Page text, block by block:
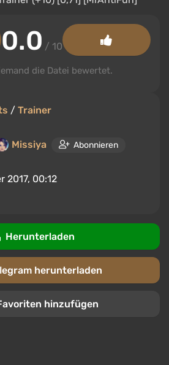
/ Trainer
Missiya Abonnieren
2017, 00:12
0.0 / 10
die Datei bewertet.
Herunterladen
herunterladen
hinzufügen